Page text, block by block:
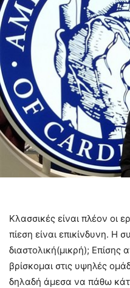
Κλασσικές είναι πλέον οι
πίεση είναι επικίνδυνη. Η
διαστολική(μικρή);
βρίσκομαι στις υψηλές
δηλαδή άμεσα να πάθω